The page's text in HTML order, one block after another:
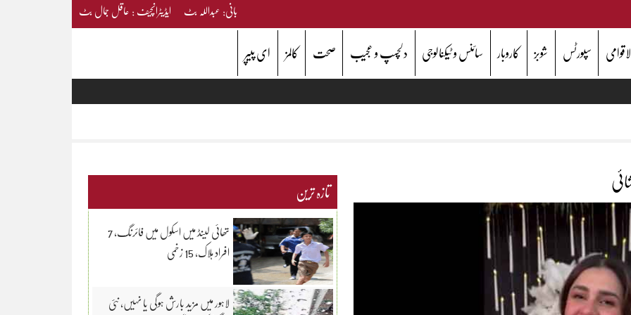
بانی: عبداللہ بٹ ایڈیٹرانچیف : عاقل جمال بٹ
سپورٹس شوبز کاروبار سائنس و ٹیکنالوجی دلچسپ و عجیب صحت کالمز ای پیپر
تازہ ترین
تھائی لینڈ میں اسکول میں فائرنگ، 7
افراد ہلاک، 15 زخمی
لاہور میں مزید بارش ہوگی یا نہیں، نئی